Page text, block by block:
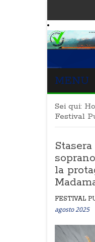
MENU
Sei qui:
Festival
la
FESTIVAL
agosto 2025